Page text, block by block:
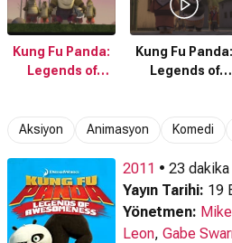
Kung Fu Panda:
Legends of
Fragmanı
Kung Fu Panda:
Legends of
Fragmanı
Aksiyon Animasyon Komedi
2011 • 23 dakika
Yayın Tarihi: 19
Yönetmen:
Leon, Gabe